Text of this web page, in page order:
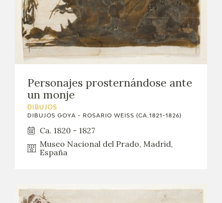
EDUCA
CEDEA
FICHAS ARASAAC
Personajes prosternándose ante
un monje
DIBUJOS
DIBUJOS GOYA - ROSARIO WEISS (CA.1821-1826)
Ca. 1820 - 1827
Museo Nacional del Prado, Madrid,
España